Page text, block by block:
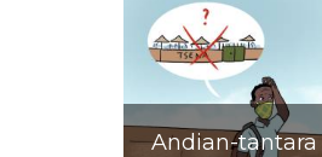
Andian-tantara